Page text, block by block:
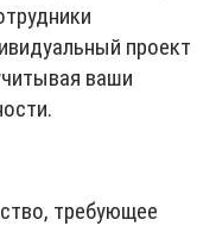
проект
ваши
требующее